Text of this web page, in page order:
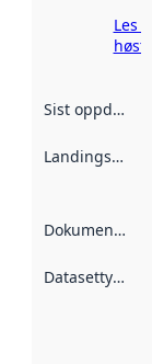
Les
Sist oppdatert
Landingsside
Dokumentasjon
Datasettype